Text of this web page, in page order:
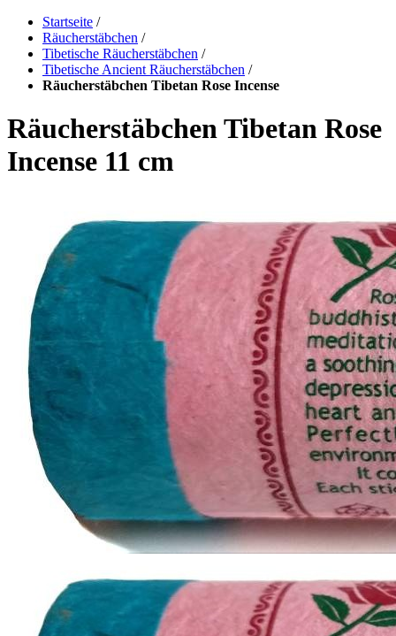
Startseite /
Räucherstäbchen /
Tibetische Räucherstäbchen /
Tibetische Ancient Räucherstäbchen /
Räucherstäbchen Tibetan Rose Incense
Räucherstäbchen Tibetan Rose
Incense 11 cm